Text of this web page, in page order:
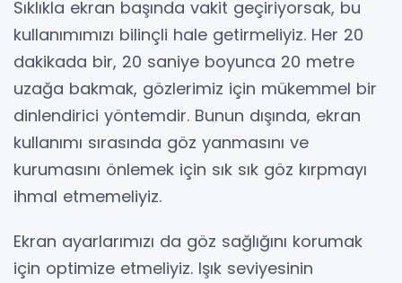
Sıklıkla ekran başında vakit geçiriyorsak, bu
kullanımımızı bilinçli hale getirmeliyiz. Her 20
dakikada bir, 20 saniye boyunca 20 metre
uzağa bakmak, gözlerimiz için mükemmel bir
dinlendirici yöntemdir. Bunun dışında, ekran
kullanımı sırasında göz yanmasını ve
kurumasını önlemek için sık sık göz kırpmayı
ihmal etmemeliyiz.
Ekran ayarlarımızı da göz sağlığını korumak
için optimize etmeliyiz. Işık seviyesinin